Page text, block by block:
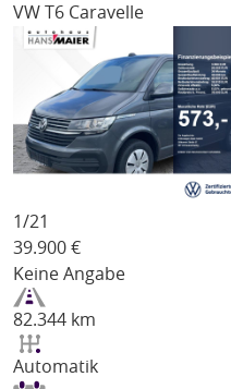
VW T6 Caravelle
1/21
39.900 €
Keine Angabe
82.344 km
Automatik